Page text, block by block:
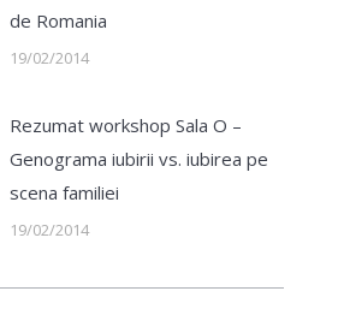
de Romania
19/02/2014
Rezumat workshop Sala O –
Genograma iubirii vs. iubirea pe
scena familiei
19/02/2014